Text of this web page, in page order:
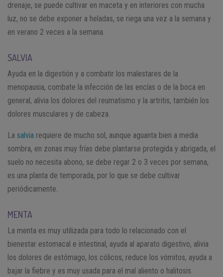
drenaje, se puede cultivar en maceta y en interiores con mucha
luz, no se debe exponer a heladas, se riega una vez a la semana y
en verano 2 veces a la semana.
SALVIA
Ayuda en la digestión y a combatir los malestares de la
menopausia, combate la infección de las encías o de la boca en
general, alivia los dolores del reumatismo y la artritis, también los
dolores musculares y de cabeza.
La salvia requiere de mucho sol, aunque aguanta bien a media
sombra, en zonas muy frías debe plantarse protegida y abrigada, el
suelo no necesita abono, se debe regar 2 o 3 veces por semana,
es una planta de temporada, por lo que se debe cultivar
periódicamente.
MENTA
La menta es muy utilizada para todo lo relacionado con el
bienestar estomacal e intestinal, ayuda al aparato digestivo, alivia
los dolores de estómago, los cólicos, reduce los vómitos, ayuda a
bajar la fiebre y es muy usada para el mal aliento o halitosis.